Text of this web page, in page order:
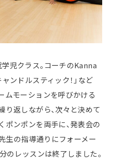
児クラス。コーチのKanna
ンドルスティック！」など
ムモーションを呼びかける
り返しながら、次々と決めて
ポンポンを両手に、発表会の
生の指導通りにフォーメー
分のレッスンは終了しました。